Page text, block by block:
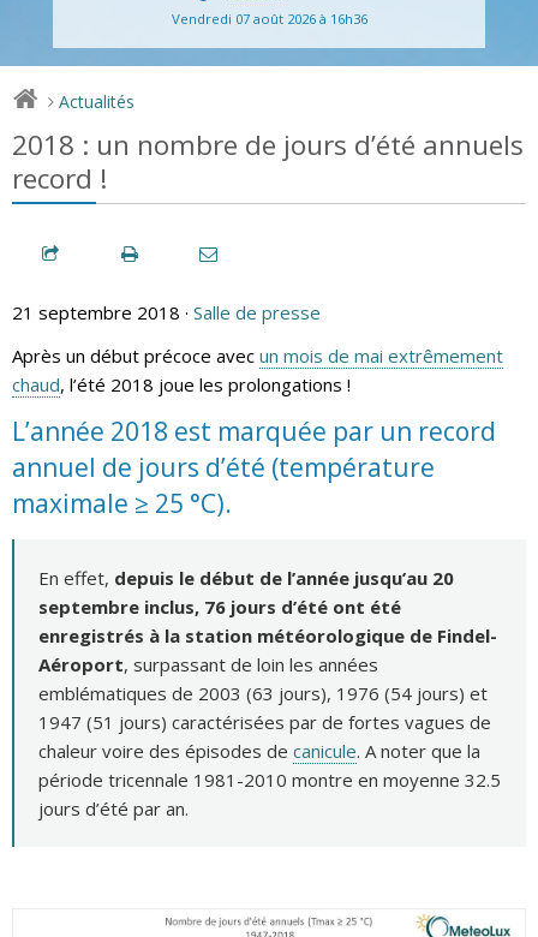
Vendredi 07 août 2026 à 16h36
> Actualités
2018 : un nombre de jours d’été annuels
record !
21 septembre 2018 · Salle de presse
Après un début précoce avec un mois de mai extrêmement
chaud, l’été 2018 joue les prolongations !
L’année 2018 est marquée par un record
annuel de jours d’été (température
maximale ≥ 25 °C).
En effet, depuis le début de l’année jusqu’au 20
septembre inclus, 76 jours d’été ont été
enregistrés à la station météorologique de Findel-
Aéroport, surpassant de loin les années
emblématiques de 2003 (63 jours), 1976 (54 jours) et
1947 (51 jours) caractérisées par de fortes vagues de
chaleur voire des épisodes de canicule. A noter que la
période tricennale 1981-2010 montre en moyenne 32.5
jours d’été par an.